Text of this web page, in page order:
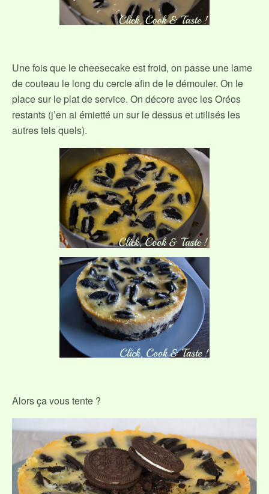
Une fois que le cheesecake est froid, on passe une lame
de couteau le long du cercle afin de le démouler. On le
place sur le plat de service. On décore avec les Oréos
restants (j’en ai émietté un sur le dessus et utilisés les
autres tels quels).
Alors ça vous tente ?